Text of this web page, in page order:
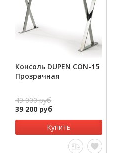
Консоль DUPEN CON-15
Прозрачная
49 000 руб
39 200 руб
Купить